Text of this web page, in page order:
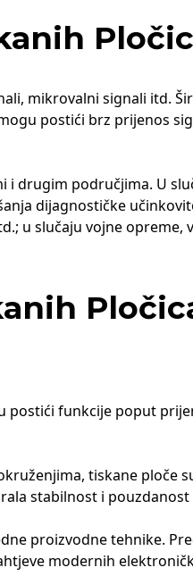
mikrovalni signali itd.
postići brz prijenos
drugim područjima. U
dijagnostičke
u slučaju vojne
funkcije poput
tiskane ploče
stabilnost i
proizvodne tehnike.
modernih